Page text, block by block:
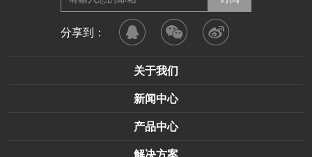
分享到：
关于我们
新闻中心
产品中心